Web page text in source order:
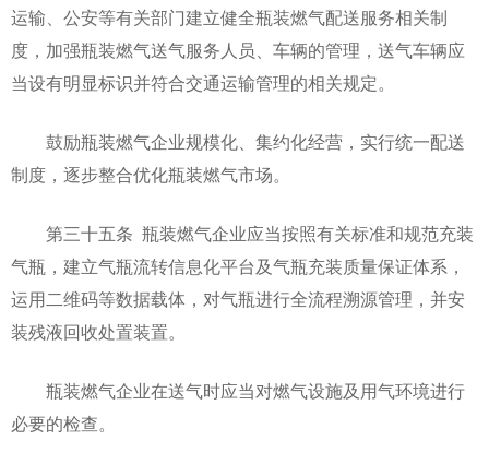
运输、公安等有关部门建立健全瓶装燃气配送服务相关制
度，加强瓶装燃气送气服务人员、车辆的管理，送气车辆应
当设有明显标识并符合交通运输管理的相关规定。
鼓励瓶装燃气企业规模化、集约化经营，实行统一配送
制度，逐步整合优化瓶装燃气市场。
第三十五条 瓶装燃气企业应当按照有关标准和规范充装
气瓶，建立气瓶流转信息化平台及气瓶充装质量保证体系，
运用二维码等数据载体，对气瓶进行全流程溯源管理，并安
装残液回收处置装置。
瓶装燃气企业在送气时应当对燃气设施及用气环境进行
必要的检查。